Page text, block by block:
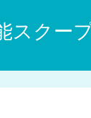
スクー